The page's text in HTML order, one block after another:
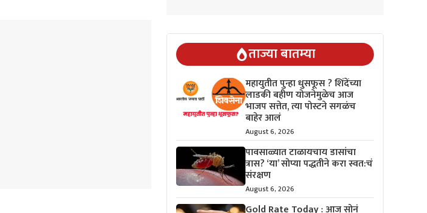
ताज्या बातम्या
महायुतीत पुन्हा धुसफूस ? शिंदेंच्या
लाडकी बहीण योजनेमुळेच आज
भाजप सत्तेत, त्या पोस्टने सगळंच
बाहेर आलं
August 6, 2026
पावसाळ्यात टाळायचाय डासांचा
त्रास? ‘या’ सोप्या पद्धतीने करा स्वत:चं
संरक्षण
August 6, 2026
Gold Rate Today : आज सोनं